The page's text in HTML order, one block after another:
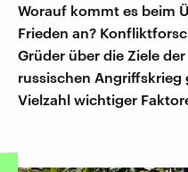
Worauf kommt es beim
Frieden an?
Grüder über die Ziele
russischen Angriffskrieg
Vielzahl wichtiger